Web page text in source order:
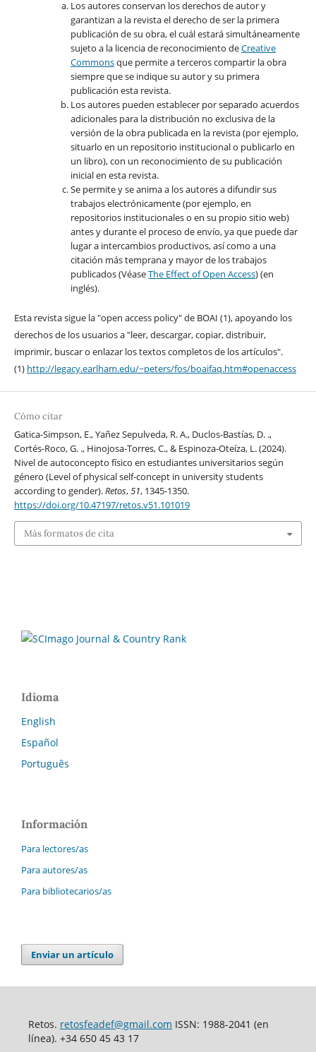
Los autores conservan los derechos de autor y
garantizan a la revista el derecho de ser la primera
publicación de su obra, el cuál estará simultáneamente
sujeto a la licencia de reconocimiento deCreative
Commonsque permite a terceros compartir la obra
siempre que se indique su autor y su primera
publicación esta revista.
Los autores pueden establecer por separado acuerdos
adicionales para la distribución no exclusiva de la
versión de la obra publicada en la revista (por ejemplo,
situarlo en un repositorio institucional o publicarlo en
un libro), con un reconocimiento de su publicación
inicial en esta revista.
Se permite y se anima a los autores a difundir sus
trabajos electrónicamente (por ejemplo, en
repositorios institucionales o en su propio sitio web)
antes y durante el proceso de envío, ya que puede dar
lugar a intercambios productivos, así como a una
citación más temprana y mayor de los trabajos
publicados (VéaseThe Effect of Open Access) (en
inglés).
Esta revista sigue la "open access policy" de BOAI (1), apoyando los
derechos de los usuarios a "leer, descargar, copiar, distribuir,
imprimir, buscar o enlazar los textos completos de los artículos".
(1) http://legacy.earlham.edu/~peters/fos/boaifaq.htm#openaccess
Cómo citar
Gatica-Simpson, E., Yañez Sepulveda, R. A., Duclos-Bastías, D. .,
Cortés-Roco, G. ., Hinojosa-Torres, C., & Espinoza-Oteíza, L. (2024).
Nivel de autoconcepto físico en estudiantes universitarios según
género (Level of physical self-concept in university students
according to gender).Retos,51, 1345-1350.
https://doi.org/10.47197/retos.v51.101019
Más formatos de cita
Idioma
English
Español
Português
Información
Para lectores/as
Para autores/as
Para bibliotecarios/as
Enviar un artículo
Retos. retosfeadef@gmail.com ISSN: 1988-2041 (en
línea). +34 650 45 43 17